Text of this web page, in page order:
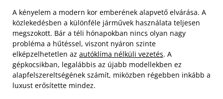
A kényelem a modern kor emberének alapvető elvárása. A
közlekedésben a különféle járművek használata teljesen
megszokott. Bár a téli hónapokban nincs olyan nagy
probléma a hűtéssel, viszont nyáron szinte
elképzelhetetlen az autóklíma nélküli vezetés. A
gépkocsikban, legalábbis az újabb modellekben ez
alapfelszereltségének számít, miközben régebben inkább a
luxust erősítette mindez.